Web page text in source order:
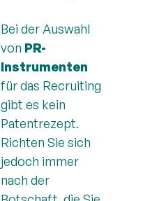
Bei der Auswahl
von PR-
Instrumenten
für das Recruiting
gibt es kein
Patentrezept.
Richten Sie sich
jedoch immer
nach der